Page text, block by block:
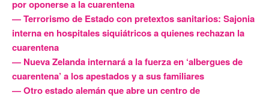
por oponerse a la cuarentena
— Terrorismo de Estado con pretextos sanitarios: Sajonia
interna en hospitales siquiátricos a quienes rechazan la
cuarentena
— Nueva Zelanda internará a la fuerza en ‘albergues de
cuarentena’ a los apestados y a sus familiares
— Otro estado alemán que abre un centro de